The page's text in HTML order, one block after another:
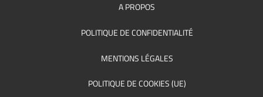
A PROPOS
POLITIQUE DE CONFIDENTIALITÉ
MENTIONS LÉGALES
POLITIQUE DE COOKIES (UE)